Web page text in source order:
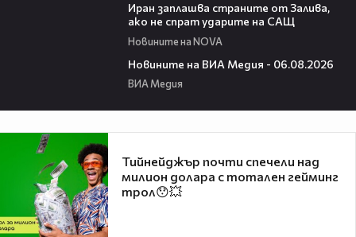
Иран заплашва страните от Залива,
ако не спрат ударите на САЩ
Новините на NOVA
Новините на ВИА Медия - 06.08.2026
ВИА Медия
Тийнейджър почти спечели над
милион долара с тотален гейминг
трол😯💥